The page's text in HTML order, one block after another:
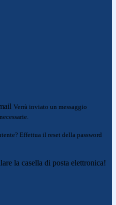
Verrà inviato un messaggio
Effettua il reset della password
la casella di posta elettronica!